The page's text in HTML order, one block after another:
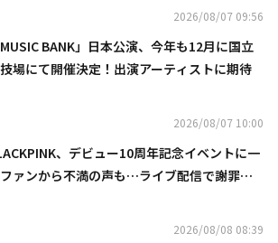
2026/08/07 09:56
MUSIC BANK」日本公演、今年も12月に国立
場にて開催決定！出演アーティストに期待
2026/08/07 10:00
、デビュー10周年記念イベントに一
ァンから不満の声も…ライブ配信で謝罪
2026/08/08 08:39